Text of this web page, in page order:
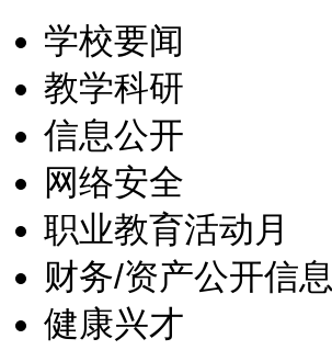
学校要闻
教学科研
信息公开
网络安全
职业教育活动月
财务/资产公开信息
健康兴才